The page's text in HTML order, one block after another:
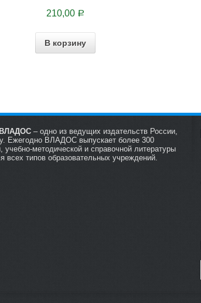
210,00 Р
В корзину
ВЛАДОС – одно из ведущих издательств России,
Ежегодно ВЛАДОС выпускает более 300
учебно-методической и справочной литературы
всех типов образовательных учреждений.